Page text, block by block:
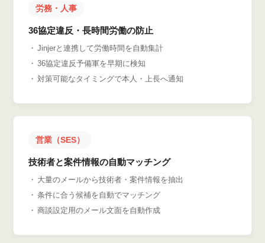
労務・人事
36協定違反・長時間労働の防止
Jinjerと連携して労働時間を自動集計
36協定違反予備軍を早期に検知
対策可能なタイミングで本人・上長へ通知
営業（SES）
技術者と案件情報の自動マッチング
大量のメールから技術者・案件情報を抽出
条件に合う候補を自動でマッチング
商談設定用のメール文面を自動作成